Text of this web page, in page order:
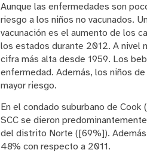
Aunque las enfermedades son
riesgo a los niños no vacunados.
vacunación es el aumento de los
los estados durante 2012. A nivel
cifra más alta desde 1959. Los
enfermedad. Además, los niños
mayor riesgo.
En el condado suburbano de
SCC se dieron
del distrito Norte ([69%]).
48% con respecto a 2011.